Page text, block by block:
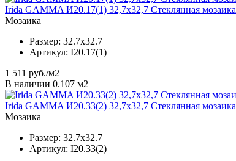
Irida GAMMA И20.17(1) 32,7x32,7 Стеклянная мозаика
Мозаика
Размер: 32.7x32.7
Артикул: I20.17(1)
1 511 руб./м2
В наличии 0.107 м2
Irida GAMMA И20.33(2) 32,7x32,7 Стеклянная мозаика
Мозаика
Размер: 32.7x32.7
Артикул: I20.33(2)